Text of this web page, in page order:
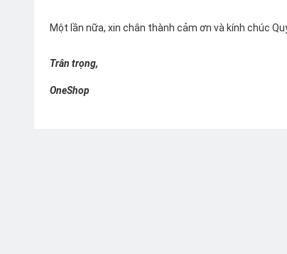
Một lần nữa, xin chân thành cảm ơn và kính chúc
Trân trọng,
OneShop